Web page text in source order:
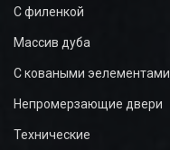
С филенкой
Массив дуба
С коваными эелементами
Непромерзающие двери
Технические